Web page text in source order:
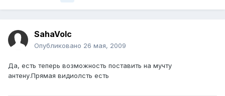
SahaVolc
Опубликовано 26 мая, 2009
Да, есть теперь возможность поставить на мучту
антену.Прямая видиолсть есть